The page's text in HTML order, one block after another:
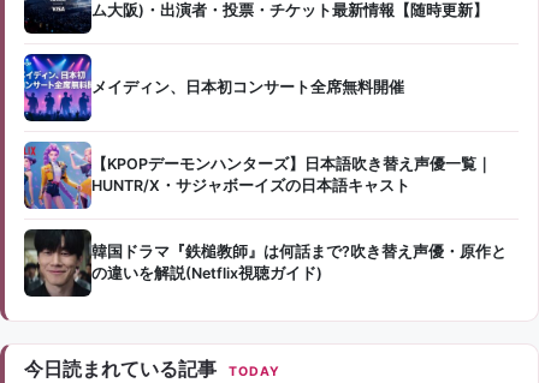
ム大阪)・出演者・投票・チケット最新情報【随時更新】
メイディン、日本初コンサート全席無料開催
【KPOPデーモンハンターズ】日本語吹き替え声優一覧｜
HUNTR/X・サジャボーイズの日本語キャスト
韓国ドラマ『鉄槌教師』は何話まで?吹き替え声優・原作と
の違いを解説(Netflix視聴ガイド)
今日読まれている記事 TODAY